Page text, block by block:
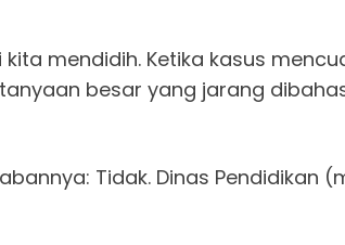
mendidih. Ketika kasus
besar yang jarang
Tidak. Dinas Pendidikan